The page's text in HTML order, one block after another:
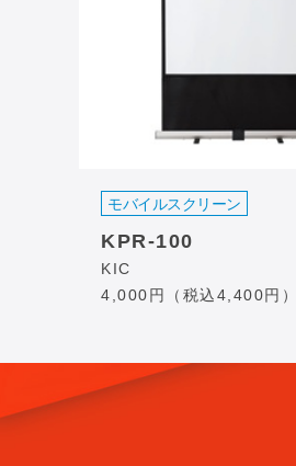
モバイルスクリーン
KPR-100
KIC
4,000円（税込4,400円）